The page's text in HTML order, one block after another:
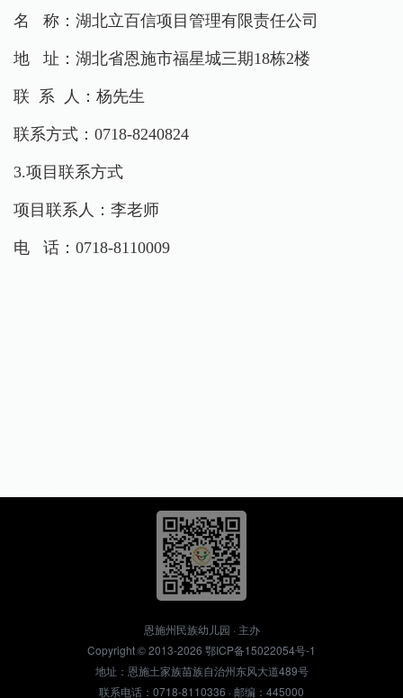
名 称： 湖北立百信项目管理有限责任公司
地 址： 湖北省恩施市福星城三期18栋2楼
联 系 人：杨先生
联系方式： 0718-8240824
3.项目联系方式
项目联系人： 李老师
电 话： 0718-8110009
恩施州民族幼儿园 · 主办
Copyright © 2013-2026 鄂ICP备15022054号-1
地址：恩施土家族苗族自治州东风大道489号
联系电话：0718-8110336 · 邮编：445000